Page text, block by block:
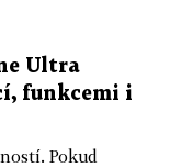
Ultra
funkcemi i
Pokud